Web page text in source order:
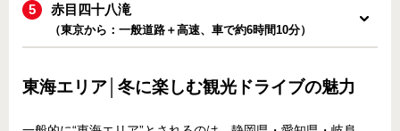
赤目四十八滝
（東京から：一般道路＋高速、車で約6時間10分）
東海エリア│冬に楽しむ観光ドライブの魅力